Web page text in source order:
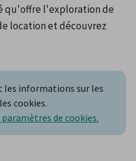
qu'offre l'exploration de
location et découvrez
les informations sur les
cookies.
de cookies.